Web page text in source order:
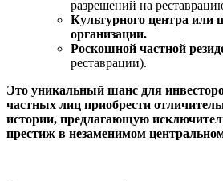
разрешений на
Культурного центра
организации.
Роскошной частной
реставрации).
Это уникальный шанс для
частных лиц приобрести
истории, предлагающую
престиж в незаменимом